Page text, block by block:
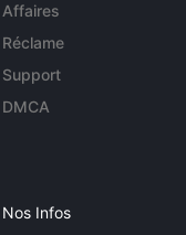
Affaires
Réclame
Support
DMCA
Nos Infos